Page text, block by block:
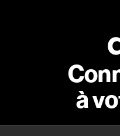
à